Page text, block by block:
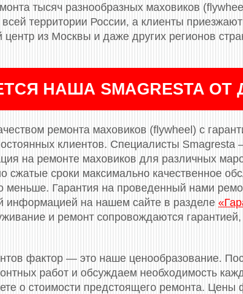
тысяч разнообразных маховиков
территории России, а клиенты
центр из Москвы и даже других регионов
НАША SMAGRESTA ОТ
ремонта маховиков (flywheel) с
клиентов. Специалисты
на ремонте маховиков для различных
сжатые сроки максимально качественное
меньше. Гарантия на проведенный нами
информацией на нашем сайте в разделе
и ремонт сопровождаются
фактор — это наше ценообразование.
работ и обсуждаем необходимость
о стоимости предстоящего ремонта.